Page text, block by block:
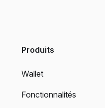
Produits
Wallet
Fonctionnalités